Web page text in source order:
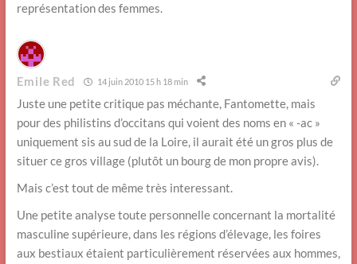
représentation des femmes.
Emile Red 14 juin 2010 15 h 18 min
Juste une petite critique pas méchante, Fantomette, mais
pour des philistins d’occitans qui voient des noms en « -ac »
uniquement sis au sud de la Loire, il aurait été un gros plus de
situer ce gros village (plutôt un bourg de mon propre avis).
Mais c’est tout de même très interessant.
Une petite analyse toute personnelle concernant la mortalité
masculine supérieure, dans les régions d’élevage, les foires
aux bestiaux étaient particulièrement réservées aux hommes,